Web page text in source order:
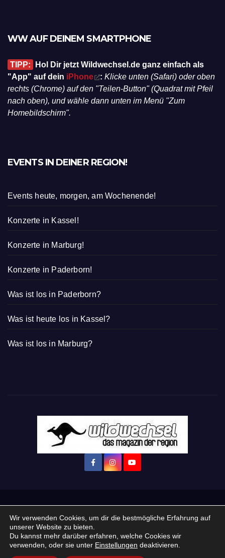
WW AUF DEINEM SMARTPHONE
TIPP:
Hol Dir jetzt Wildwechsel.de ganz einfach als
"App" auf dein iPhone : Klicke unten (Safari) oder oben
rechts (Chrome) auf den "Teilen-Button" (Quadrat mit Pfeil
nach oben), und wähle dann unten im Menü "Zum
Homebildschirm".
EVENTS IN DEINER REGION!
Events heute, morgen, am Wochenende!
Konzerte in Kassel!
Konzerte in Marburg!
Konzerte in Paderborn!
Was ist los in Paderborn?
Was ist heute los in Kassel?
Was ist los in Marburg?
+ Neue Veranstaltung eintragen:
Impressum / Datenschutzerklärung Praktikum, Ausbildung & Jobs
Wir verwenden Cookies, um dir die bestmögliche Erfahrung auf
unserer Website zu bieten.
Du kannst mehr darüber erfahren, welche Cookies wir
verwenden, oder sie unter Einstellungen deaktivieren.